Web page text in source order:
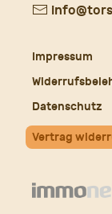
E-
Impressum
Datenschutz
Vertrag